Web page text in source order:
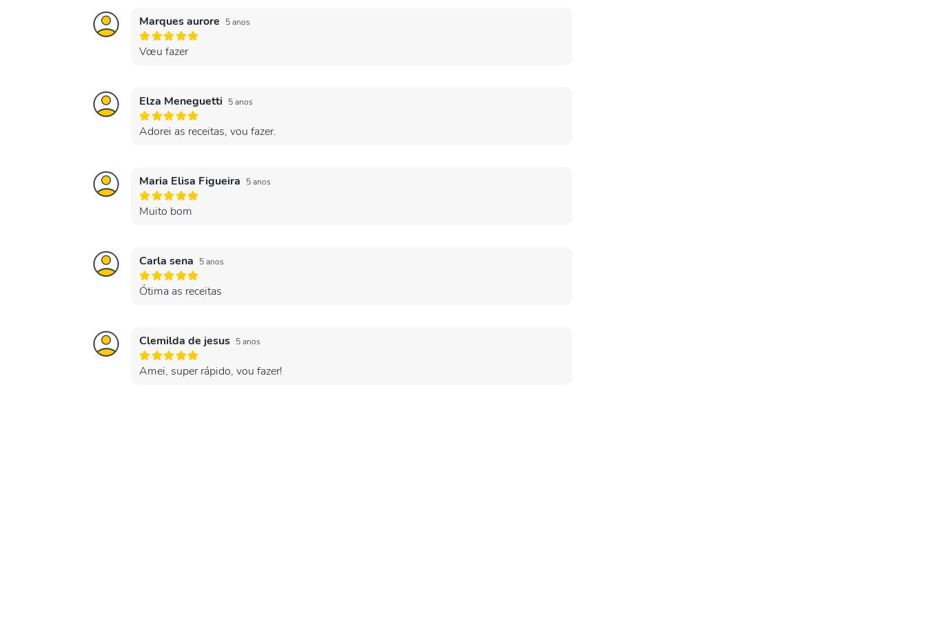
Marques aurore 5 anos
Vœu fazer
Elza Meneguetti 5 anos
Adorei as receitas, vou fazer.
Maria Elisa Figueira 5 anos
Muito bom
Carla sena 5 anos
Ótima as receitas
Clemilda de jesus 5 anos
Amei, super rápido, vou fazer!